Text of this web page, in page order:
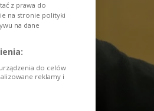
z prawa do
na stronie polityki
na dane
do celów
reklamy i